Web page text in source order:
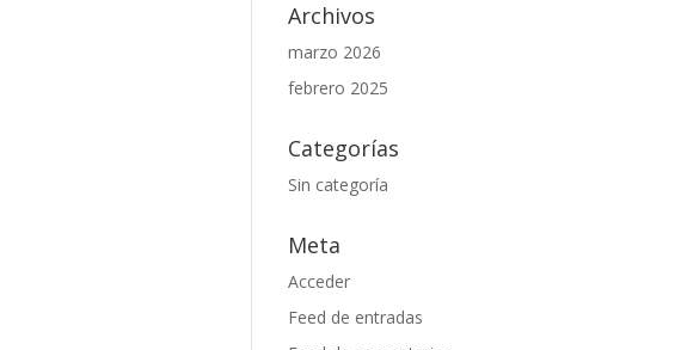
Archivos
marzo 2026
febrero 2025
Categorías
Sin categoría
Meta
Acceder
Feed de entradas